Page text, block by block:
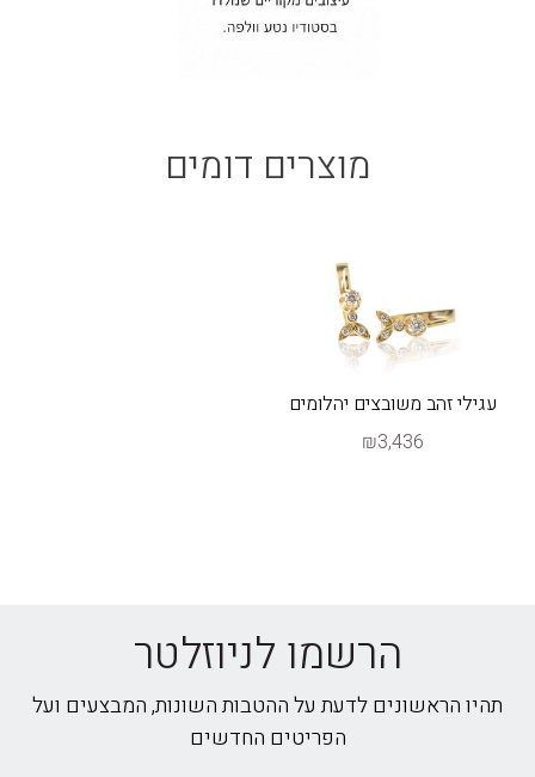
מוצרים דומים
עגילי זהב משובצים יהלומים
₪3,436
הרשמו לניוזלטר
תהיו הראשונים לדעת על ההטבות השונות, המבצעים ועל
הפריטים החדשים